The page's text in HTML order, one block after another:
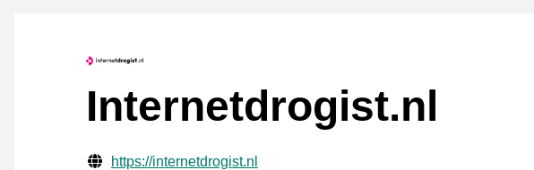
Internetdrogist.nl
Informations de contact vérifiées
Website URL
https://internetdrogist.nl